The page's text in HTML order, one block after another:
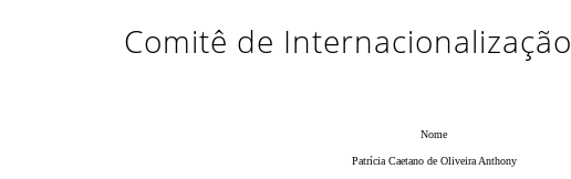
Comitê de Internacionalização
Nome
Patrícia Caetano de Oliveira Anthony